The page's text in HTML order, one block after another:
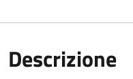
Descrizione